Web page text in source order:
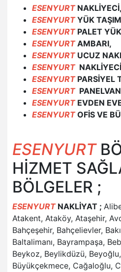
ESENYURT NAKLİYECİ,
ESENYURT YÜK
ESENYURT PALET
ESENYURT AMBARI,
ESENYURT UCUZ
ESENYURT
ESENYURT PARSİYEL
ESENYURT
ESENYURT EVDEN
ESENYURT OFİS VE
ESENYURT
HİZMET
BÖLGELER ;
ESENYURT NAKLİYAT ;
Atakent, Ataköy, Ataşehir,
Bahçeşehir, Bahçelievler,
Baltalimanı, Bayrampaşa,
Beykoz, Beylikdüzü,
Büyükçekmece, Cağaloğlu,